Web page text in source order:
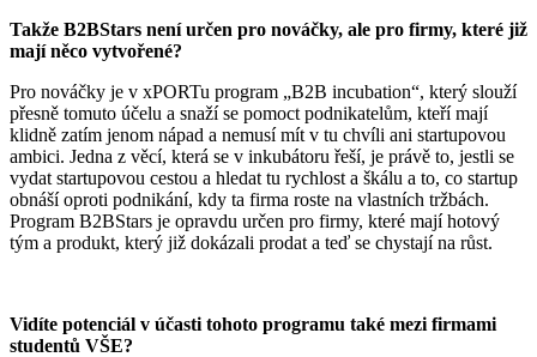
Takže B2BStars není určen pro nováčky, ale pro firmy, které již
mají něco vytvořené?
Pro nováčky je v xPORTu program „B2B incubation“, který slouží
přesně tomuto účelu a snaží se pomoct podnikatelům, kteří mají
klidně zatím jenom nápad a nemusí mít v tu chvíli ani startupovou
ambici. Jedna z věcí, která se v inkubátoru řeší, je právě to, jestli se
vydat startupovou cestou a hledat tu rychlost a škálu a to, co startup
obnáší oproti podnikání, kdy ta firma roste na vlastních tržbách.
Program B2BStars je opravdu určen pro firmy, které mají hotový
tým a produkt, který již dokázali prodat a teď se chystají na růst.
Vidíte potenciál v účasti tohoto programu také mezi firmami
studentů VŠE?